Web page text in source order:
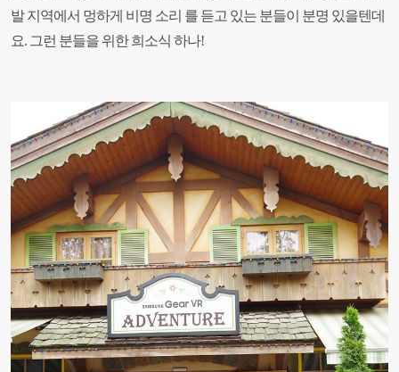
발 지역에서 멍하게 비명 소리 를 듣고 있는 분들이 분명 있을텐데
요. 그런 분들을 위한 희소식 하나!